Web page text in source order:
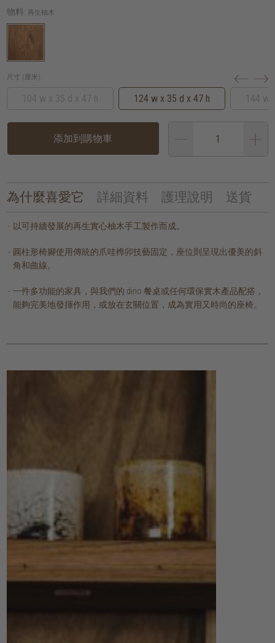
物料: 再生柚木
尺寸 (厘米):
124 w x 35 d x 47 h
添加到購物車
為什麼喜愛它 詳細資料 護理說明 送貨
以可持續發展的再生實心柚木手工製作而成。
圓柱形椅腳使用傳統的爪哇榫卯技藝固定，座位則呈現出優美的斜
角和曲線。
一件多功能的家具，與我們的 dino 餐桌或任何環保實木產品配搭，
能夠完美地發揮作用，或放在玄關位置，成為實用又時尚的座椅。